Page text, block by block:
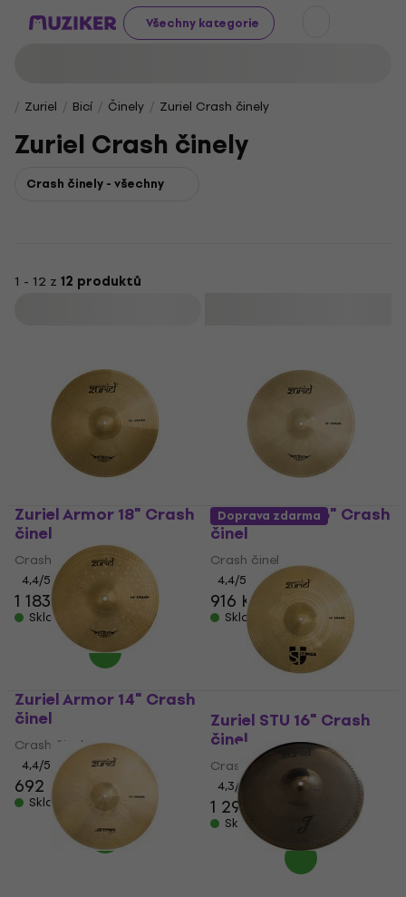
Všechny kategorie
Zuriel Bicí Činely Zuriel Crash činely
Zuriel Crash činely
Crash činely - všechny
1 - 12 z 12 produktů
Zuriel Armor 18" Crash
činel
Crash činel
4,4/5
1 183 Kč
Skladem
Zuriel Armor 16" Crash
činel
Crash činel
4,4/5
916 Kč
Skladem
Zuriel Armor 14" Crash
činel
Crash činel
4,4/5
692 Kč
Skladem
Doprava zdarma
Zuriel STU 16" Crash
činel
Crash činel
4,3/5
1 299 Kč
Skladem